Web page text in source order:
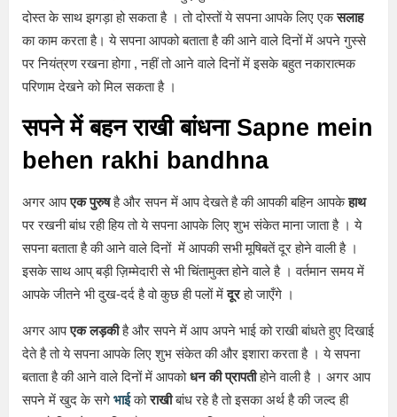
दोस्त के साथ झगड़ा हो सकता है । तो दोस्तों ये सपना आपके लिए एकसलाह
का काम करता है। ये सपना आपको बताता है की आने वाले दिनों में अपने गुस्से
पर नियंत्रण रखना होगा , नहीं तो आने वाले दिनों में इसके बहुत नकारात्मक
परिणाम देखने को मिल सकता है ।
सपने में बहन राखी बांधना Sapne mein
behen rakhi bandhna
अगर आपएक पुरुषहै और सपन में आप देखते है की आपकी बहिन आपकेहाथ
पर रखनी बांध रही हिय तो ये सपना आपके लिए शुभ संकेत माना जाता है । ये
सपना बताता है की आने वाले दिनों में आपकी सभी मूषिबतें दूर होने वाली है ।
इसके साथ आप् बड़ी ज़िम्मेदारी से भी चिंतामुक्त होने वाले है । वर्तमान समय में
आपके जीतने भी दुख-दर्द है वो कुछ ही पलों मेंदूरहो जाएँगे ।
अगर आपएक लड़कीहै और सपने में आप अपने भाई को राखी बांधते हुए दिखाई
देते है तो ये सपना आपके लिए शुभ संकेत की और इशारा करता है । ये सपना
बताता है की आने वाले दिनों में आपकोधन की प्रापतीहोने वाली है । अगर आप
सपने में खुद के सगे भाईकोराखीबांध रहे है तो इसका अर्थ है की जल्द ही